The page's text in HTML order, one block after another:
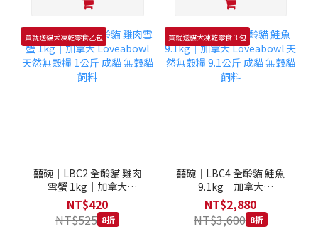
買就送貓犬凍乾零食乙包
囍碗｜LBC2 全齡貓 雞肉
雪蟹 1kg｜加拿大
Loveabowl 天然無穀糧 1
公斤 成貓 無穀貓飼料
NT$420
NT$525 8折
買就送貓犬凍乾零食３包
囍碗｜LBC4 全齡貓 鮭魚
9.1kg｜加拿大
Loveabowl 天然無穀糧
9.1公斤 成貓 無穀貓飼料
NT$2,880
NT$3,600 8折